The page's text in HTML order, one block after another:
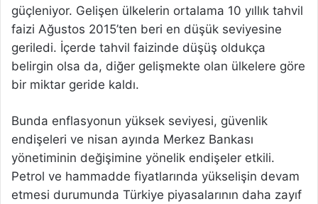
güçleniyor. Gelişen ülkelerin ortalama 10 yıllık tahvil
faizi Ağustos 2015’ten beri en düşük seviyesine
geriledi. İçerde tahvil faizinde düşüş oldukça
belirgin olsa da, diğer gelişmekte olan ülkelere göre
bir miktar geride kaldı.
Bunda enflasyonun yüksek seviyesi, güvenlik
endişeleri ve nisan ayında Merkez Bankası
yönetiminin değişimine yönelik endişeler etkili.
Petrol ve hammadde fiyatlarında yükselişin devam
etmesi durumunda Türkiye piyasalarının daha zayıf